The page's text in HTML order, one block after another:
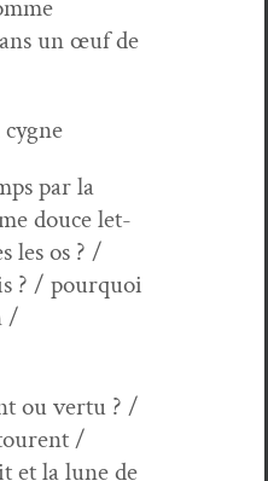
un œuf de
par la
douce let­
les os ? /
? / pourquoi
/
ou ver­tu ? /
/
et la lune de